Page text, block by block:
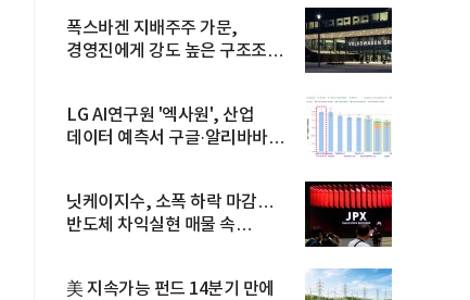
폭스바겐 지배주주 가문,
경영진에게 강도 높은 구조조정
LG AI연구원 '엑사원', 산업
데이터 예측서 구글·알리바바
닛케이지수, 소폭 하락 마감…
반도체 차익실현 매물 속
美 지속가능 펀드 14분기 만에